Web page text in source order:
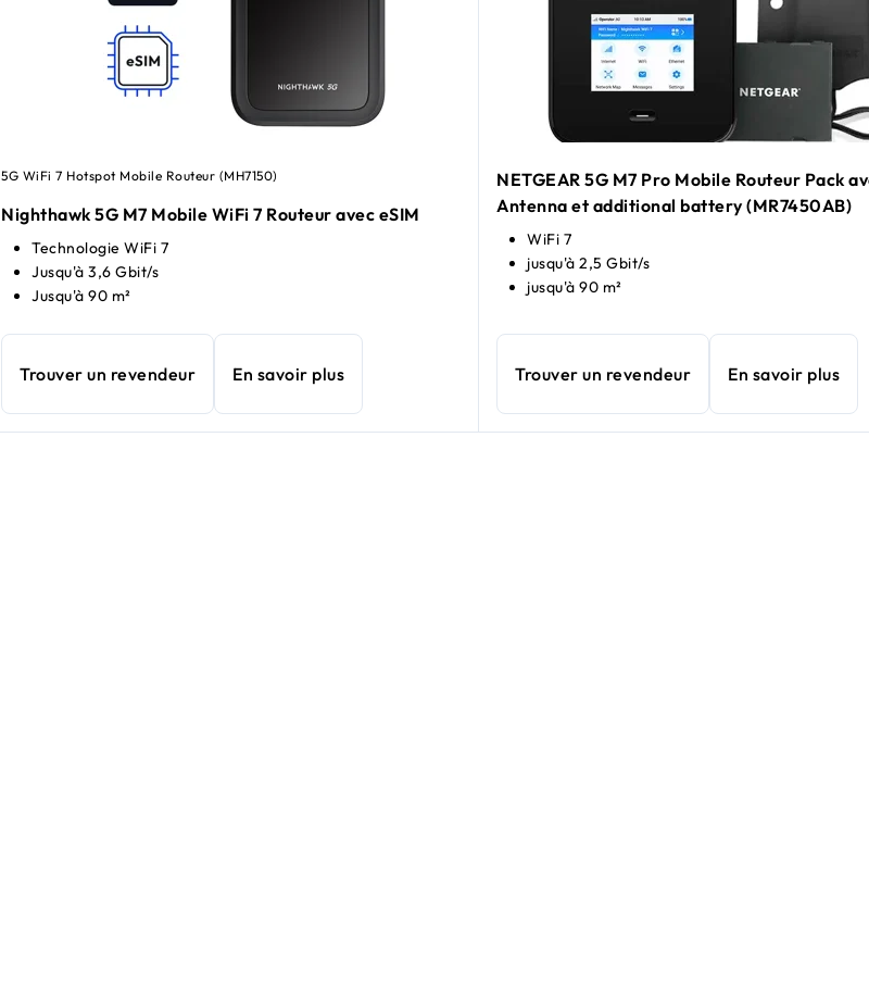
5G WiFi 7 Hotspot Mobile Routeur (MH7150)
Nighthawk 5G M7 Mobile WiFi 7 Routeur avec eSIM
Technologie WiFi 7
Jusqu'à 3,6 Gbit/s
Jusqu'à 90 m²
Trouver un revendeur En savoir plus
NETGEAR 5G M7 Pro Mobile Routeur Pack
Antenna et additional battery (MR7450AB)
WiFi 7
jusqu'à 2,5 Gbit/s
jusqu'à 90 m²
Trouver un revendeur En savoir plus